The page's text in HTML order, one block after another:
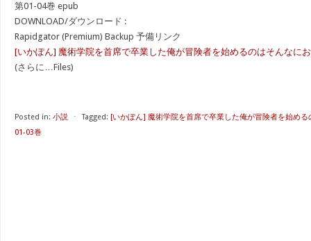
第01-04巻 epub
DOWNLOAD/ダウンロード :
Rapidgator (Premium) Backup 予備リンク
[いかぽん] 魔術学院を首席で卒業した俺が冒険者を始めるのはそんなに
(さらに…Files)
Posted in: 小説 ⋅ Tagged: [いかぽん] 魔術学院を首席で卒業した俺が冒険者を始め
01-03巻